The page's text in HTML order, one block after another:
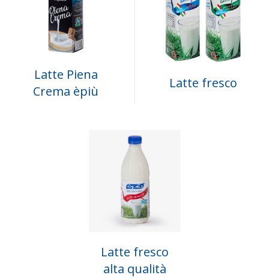
Latte Piena
Crema èpiù
Latte fresco
Latte fresco
alta qualità